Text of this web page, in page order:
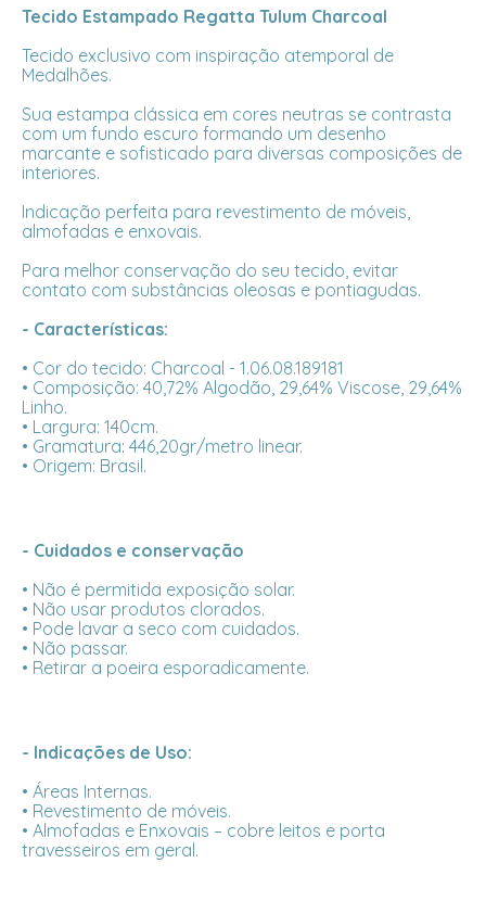
Tecido Estampado Regatta Tulum Charcoal
Tecido exclusivo com inspiração atemporal de
Medalhões.
Sua estampa clássica em cores neutras se contrasta
com um fundo escuro formando um desenho
marcante e sofisticado para diversas composições de
interiores.
Indicação perfeita para revestimento de móveis,
almofadas e enxovais.
Para melhor conservação do seu tecido, evitar
contato com substâncias oleosas e pontiagudas.
- Características:
• Cor do tecido: Charcoal - 1.06.08.189181
• Composição: 40,72% Algodão, 29,64% Viscose, 29,64%
Linho.
• Largura: 140cm.
• Gramatura: 446,20gr/metro linear.
• Origem: Brasil.
- Cuidados e conservação
• Não é permitida exposição solar.
• Não usar produtos clorados.
• Pode lavar a seco com cuidados.
• Não passar.
• Retirar a poeira esporadicamente.
- Indicações de Uso:
• Áreas Internas.
• Revestimento de móveis.
• Almofadas e Enxovais – cobre leitos e porta
travesseiros em geral.